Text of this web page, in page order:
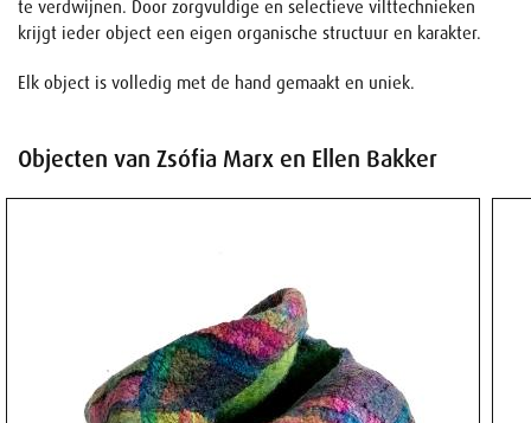
te verdwijnen. Door zorgvuldige en selectieve vilttechnieken
krijgt ieder object een eigen organische structuur en karakter.
Elk object is volledig met de hand gemaakt en uniek.
Objecten van Zsófia Marx en Ellen Bakker